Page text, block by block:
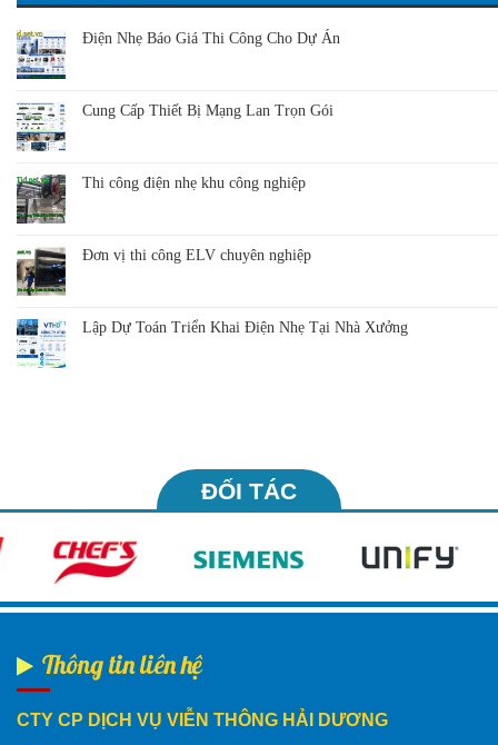
Điện Nhẹ Báo Giá Thi Công Cho Dự Án
Cung Cấp Thiết Bị Mạng Lan Trọn Gói
Thi công điện nhẹ khu công nghiệp
Đơn vị thi công ELV chuyên nghiệp
Lập Dự Toán Triển Khai Điện Nhẹ Tại Nhà Xưởng
ĐỐI TÁC
Thông tin liên hệ
CTY CP DỊCH VỤ VIỄN THÔNG HẢI DƯƠNG